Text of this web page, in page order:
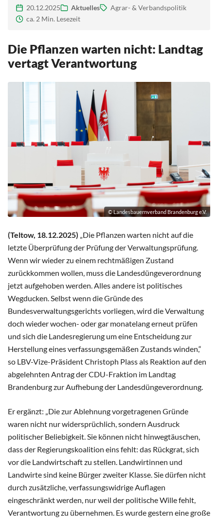
20.12.2025 Aktuelles
Agrar- & Verbandspolitik
ca. 2 Min. Lesezeit
Die Pflanzen warten nicht: Landtag
vertagt Verantwortung
© Landesbauernverband Brandenburg e.V.
(Teltow, 18.12.2025) „Die Pflanzen warten nicht auf die
letzte Überprüfung der Prüfung der Verwaltungsprüfung.
Wenn wir wieder zu einem rechtmäßigen Zustand
zurückkommen wollen, muss die Landesdüngeverordnung
jetzt aufgehoben werden. Alles andere ist politisches
Wegducken. Selbst wenn die Gründe des
Bundesverwaltungsgerichts vorliegen, wird die Verwaltung
doch wieder wochen- oder gar monatelang erneut prüfen
und sich die Landesregierung um eine Entscheidung zur
Herstellung eines verfassungsgemäßen Zustands winden,“
so LBV-Vize-Präsident Christoph Plass als Reaktion auf den
abgelehnten Antrag der CDU-Fraktion im Landtag
Brandenburg zur Aufhebung der Landesdüngeverordnung.
Er ergänzt: „Die zur Ablehnung vorgetragenen Gründe
waren nicht nur widersprüchlich, sondern Ausdruck
politischer Beliebigkeit. Sie können nicht hinwegtäuschen,
dass der Regierungskoalition eins fehlt: das Rückgrat, sich
vor die Landwirtschaft zu stellen. Landwirtinnen und
Landwirte sind keine Bürger zweiter Klasse. Sie dürfen nicht
durch zusätzliche, verfassungswidrige Auflagen
eingeschränkt werden, nur weil der politische Wille fehlt,
Verantwortung zu übernehmen. Es wurde gestern eine große